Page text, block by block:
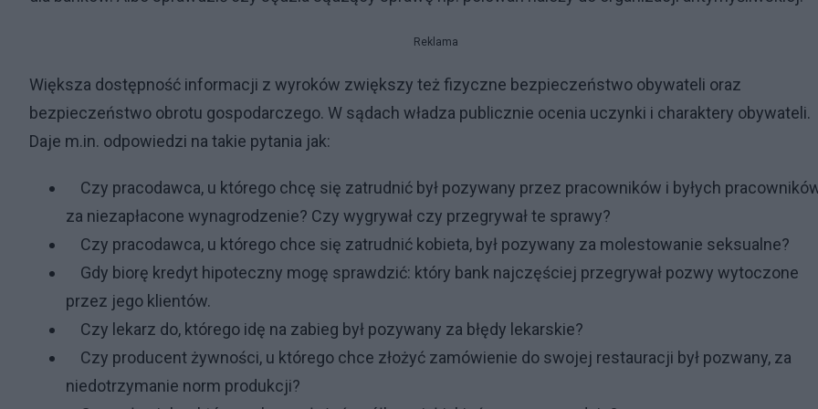
Reklama
Większa dostępność informacji z wyroków zwiększy też fizyczne bezpieczeństwo obywateli oraz
bezpieczeństwo obrotu gospodarczego. W sądach władza publicznie ocenia uczynki i charaktery obywateli.
Daje m.in. odpowiedzi na takie pytania jak:
Czy pracodawca, u którego chcę się zatrudnić był pozywany przez pracowników i byłych
za niezapłacone wynagrodzenie? Czy wygrywał czy przegrywał te sprawy?
Czy pracodawca, u którego chce się zatrudnić kobieta, był pozywany za molestowanie seksualne?
Gdy biorę kredyt hipoteczny mogę sprawdzić: który bank najczęściej przegrywał pozwy wytoczone
przez jego klientów.
Czy lekarz do, którego idę na zabieg był pozywany za błędy lekarskie?
Czy producent żywności, u którego chce złożyć zamówienie do swojej restauracji był pozwany, za
niedotrzymanie norm produkcji?